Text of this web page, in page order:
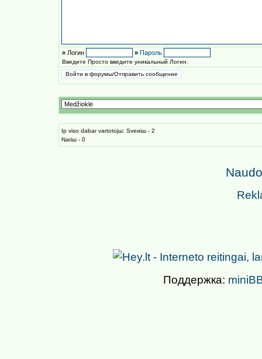
» Логин » Пароль
Введите Просто введите уникальный Логин.
Iр viso dabar vartotojш: Sveиiш - 2
Nariш - 0
Поддержка: